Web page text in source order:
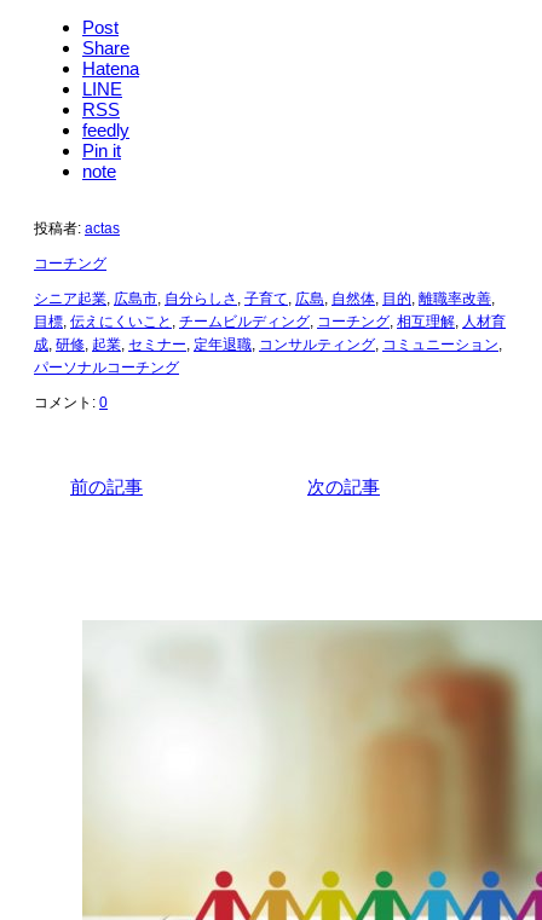
Post
Share
Hatena
LINE
RSS
feedly
Pin it
note
投稿者: actas
コーチング
シニア起業, 広島市, 自分らしさ , 子育て, 広島, 自然体, 目的, 離職率改善,
目標, 伝えにくいこと , チームビルディング, コーチング, 相互理解, 人材育
成, 研修, 起業, セミナー, 定年退職, コンサルティング, コミュニーション,
パーソナルコーチング
コメント: 0
前の記事 次の記事